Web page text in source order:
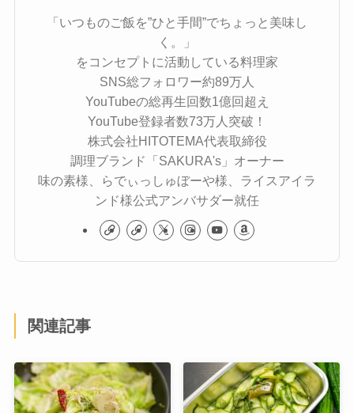
「いつものご飯を”ひと手間”でちょっと美味し
く。」
をコンセプトに活動している料理家
SNS総フォロワー約89万人
YouTubeの総再生回数1億回超え
YouTube登録者数73万人突破！
株式会社HITOTEMA代表取締役
調理ブランド「SAKURA's」オーナー
味の素様、らでぃっしゅぼーや様、ライスアイラ
ンド様公式アンバサダー就任
関連記事